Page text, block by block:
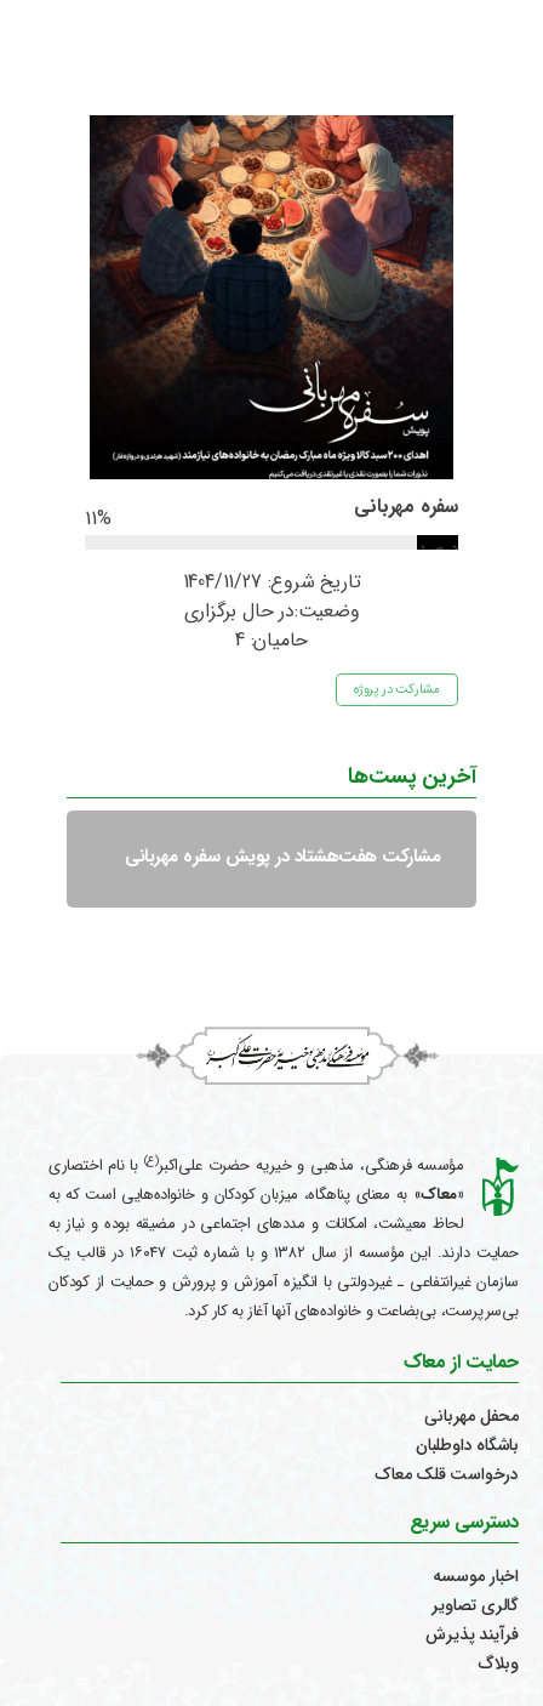
سفره مهربانی 11%
درصد
تاریخ شروع: 1404/11/27
وضعیت:در حال برگزاری
حامیان: 4
مشارکت در پروژه
آخرین پست‌ها
مشارکت هفت‌هشتاد در پویش سفره مهربانی
مؤسسه فرهنگی، مذهبی و خیریه حضرت علی‌اکبر(ع) با نام اختصاری
«معاک» به معنای پناهگاه، میزبان کودکان و خانواده‌هایی است که به
لحاظ معیشت، امکانات و مددهای اجتماعی در مضیقه بوده و نیاز به
حمایت دارند. این مؤسسه از سال ۱۳۸۲ و با شماره ثبت ۱۶۰۴۷ در قالب یک
سازمان غیرانتفاعی ـ غیردولتی با انگیزه آموزش و پرورش و حمایت از کودکان
بی‌سرپرست، بی‌بضاعت و خانواده‌های آنها آغاز به کار کرد.
حمایت از معاک
محفل مهربانی
باشگاه داوطلبان
درخواست قلک معاک
دسترسی سریع
اخبار موسسه
گالری تصاویر
فرآیند پذیرش
وبلاگ